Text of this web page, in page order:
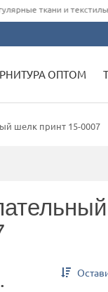
ткани и
ОПТОМ
шелк принт 15-0007